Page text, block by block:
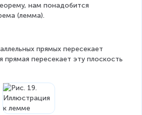
нам понадобится
(лемма).
прямых пересекает
прямая пересекает эту плоскость